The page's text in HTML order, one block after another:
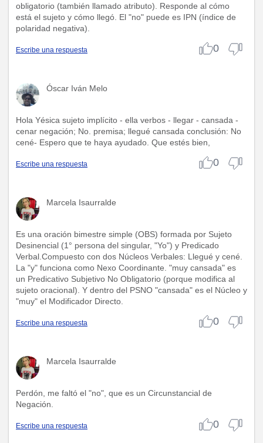
obligatorio (también llamado atributo). Responde al cómo
está el sujeto y cómo llegó. El "no" puede es IPN (índice de
polaridad negativa).
Escribe una respuesta 0
Óscar Iván Melo
Hola Yésica sujeto implícito - ella verbos - llegar - cansada -
cenar negación; No. premisa; llegué cansada conclusión: No
cené- Espero que te haya ayudado. Que estés bien,
Escribe una respuesta 0
Marcela Isaurralde
Es una oración bimestre simple (OBS) formada por Sujeto
Desinencial (1° persona del singular, "Yo") y Predicado
Verbal.Compuesto con dos Núcleos Verbales: Llegué y cené.
La "y" funciona como Nexo Coordinante. "muy cansada" es
un Predicativo Subjetivo No Obligatorio (porque modifica al
sujeto oracional). Y dentro del PSNO "cansada" es el Núcleo y
"muy" el Modificador Directo.
Escribe una respuesta 0
Marcela Isaurralde
Perdón, me faltó el "no", que es un Circunstancial de
Negación.
Escribe una respuesta 0